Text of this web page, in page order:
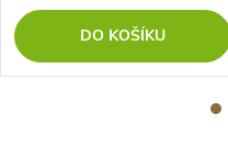
DO KOŠÍKU